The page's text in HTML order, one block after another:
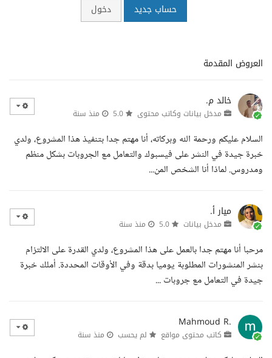
حساب جديد دخول
العروض المقدمة
خالد م.
مدخل بيانات وكاتب محتوى منذ سنة
السلام عليكم ورحمة الله وبركاته، أنا مهتم جدا بتنفيذ هذا المشروع، ولدي
خبرة جيدة في النشر على فيسبوك والتعامل مع الجروبات بشكل منظم
ومدروس. لماذا أنا الشخص المن...
ميار أ.
مدخل بيانات منذ سنة
مرحبا أنا مهتم جدا بالعمل على هذا المشروع، ولدي القدرة على الالتزام
بنشر المنشورات المطلوبة يوميا بدقة وفي الأوقات المحددة. أملك خبرة
جيدة في التعامل مع جروبات ...
Mahmoud R.
كاتب محتوى مواقع لم يحسب منذ سنة